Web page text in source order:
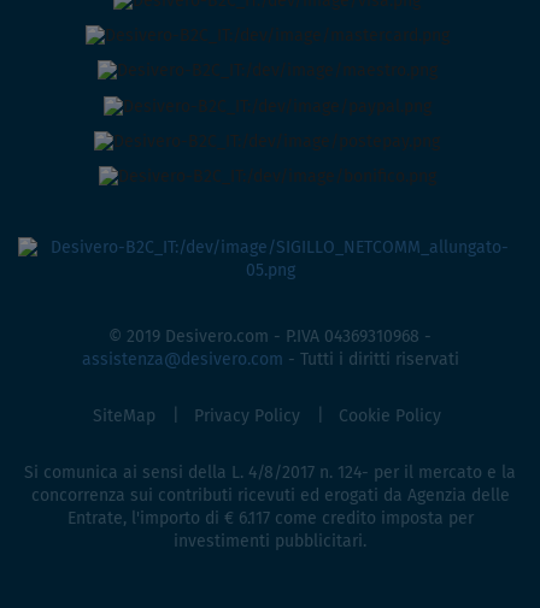
© 2019 Desivero.com - P.IVA 04369310968 -
assistenza@desivero.com - Tutti i diritti riservati
SiteMap Privacy Policy Cookie Policy
Si comunica ai sensi della L. 4/8/2017 n. 124- per il mercato e la
concorrenza sui contributi ricevuti ed erogati da Agenzia delle
Entrate, l'importo di € 6.117 come credito imposta per
investimenti pubblicitari.